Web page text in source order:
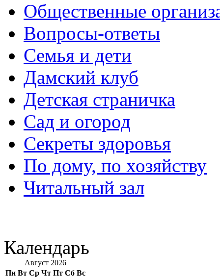
Общественные
Вопросы-ответы
Семья и дети
Дамский клуб
Детская страничка
Сад и огород
Секреты здоровья
По дому, по хозяйству
Читальный зал
Календарь
Август 2026
Пн Вт Ср Чт Пт Сб Вс